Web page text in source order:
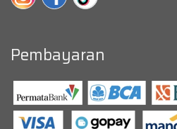
Pembayaran